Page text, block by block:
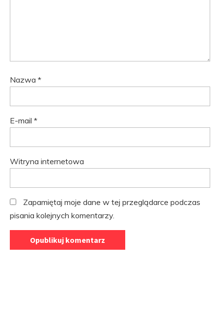
Nazwa *
E-mail *
Witryna internetowa
Zapamiętaj moje dane w tej przeglądarce podczas
pisania kolejnych komentarzy.